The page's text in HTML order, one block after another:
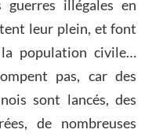
guerres illégales en
leur plein, et font
population civile…
pas, car des
sont lancés, des
de nombreuses